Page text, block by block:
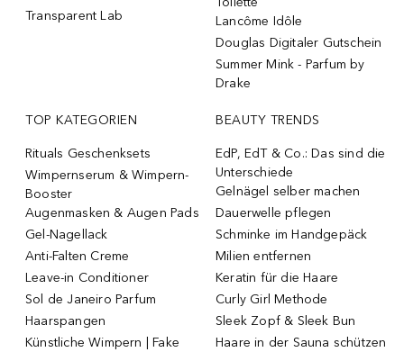
Transparent Lab
Lancôme Idôle
Douglas Digitaler Gutschein
Summer Mink - Parfum by
Drake
TOP KATEGORIEN
Rituals Geschenksets
Wimpernserum & Wimpern-
Booster
Augenmasken & Augen Pads
Gel-Nagellack
Anti-Falten Creme
Leave-in Conditioner
Sol de Janeiro Parfum
Haarspangen
Künstliche Wimpern | Fake
BEAUTY TRENDS
EdP, EdT & Co.: Das sind die
Unterschiede
Gelnägel selber machen
Dauerwelle pflegen
Schminke im Handgepäck
Milien entfernen
Keratin für die Haare
Curly Girl Methode
Sleek Zopf & Sleek Bun
Haare in der Sauna schützen